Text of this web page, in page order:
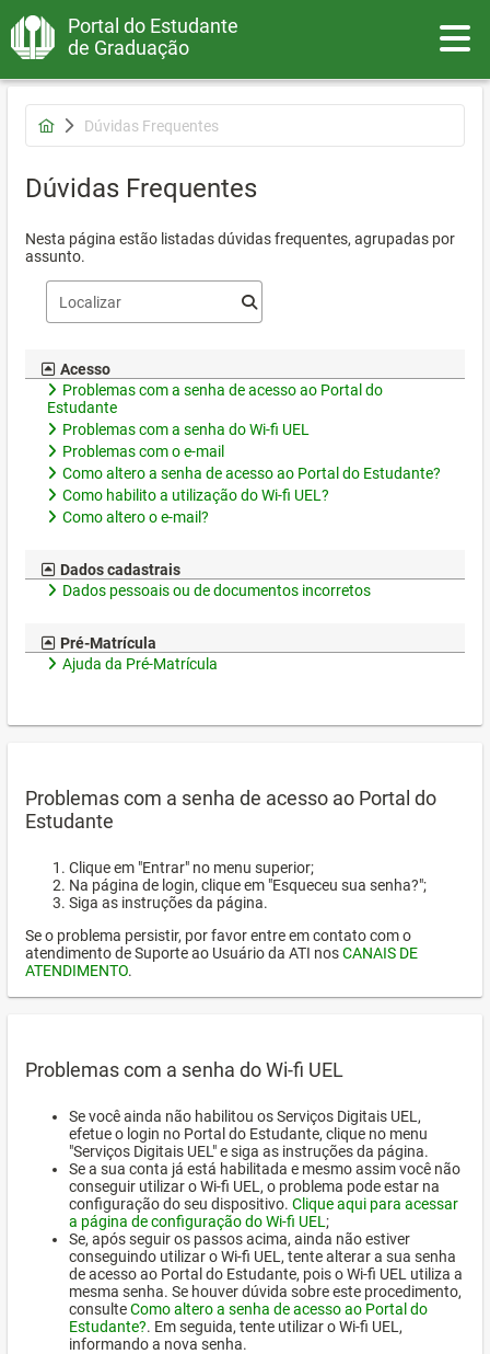
Portal do Estudante
de Graduação
Dúvidas Frequentes
Dúvidas Frequentes
Nesta página estão listadas dúvidas frequentes, agrupadas por
assunto.
Acesso
Problemas com a senha de acesso ao Portal do
Estudante
Problemas com a senha do Wi-fi UEL
Problemas com o e-mail
Como altero a senha de acesso ao Portal do Estudante?
Como habilito a utilização do Wi-fi UEL?
Como altero o e-mail?
Dados cadastrais
Dados pessoais ou de documentos incorretos
Pré-Matrícula
Ajuda da Pré-Matrícula
Problemas com a senha de acesso ao Portal do
Estudante
Clique em "Entrar" no menu superior;
Na página de login, clique em "Esqueceu sua senha?";
Siga as instruções da página.
Se o problema persistir, por favor entre em contato com o
atendimento de Suporte ao Usuário da ATI nosCANAIS DE
ATENDIMENTO.
Problemas com a senha do Wi-fi UEL
Se você ainda não habilitou os Serviços Digitais UEL,
efetue o login no Portal do Estudante, clique no menu
"Serviços Digitais UEL" e siga as instruções da página.
Se a sua conta já está habilitada e mesmo assim você não
conseguir utilizar o Wi-fi UEL, o problema pode estar na
configuração do seu dispositivo. Clique aqui para acessar
a página de configuração do Wi-fi UEL ;
Se, após seguir os passos acima, ainda não estiver
conseguindo utilizar o Wi-fi UEL, tente alterar a sua senha
de acesso ao Portal do Estudante, pois o Wi-fi UEL utiliza a
mesma senha. Se houver dúvida sobre este procedimento,
consulteComo altero a senha de acesso ao Portal do
Estudante?. Em seguida, tente utilizar o Wi-fi UEL,
informando a nova senha.